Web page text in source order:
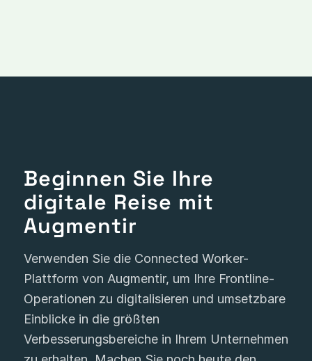
Beginnen Sie Ihre
digitale Reise mit
Augmentir
Verwenden Sie die Connected Worker-
Plattform von Augmentir, um Ihre Frontline-
Operationen zu digitalisieren und umsetzbare
Einblicke in die größten
Verbesserungsbereiche in Ihrem Unternehmen